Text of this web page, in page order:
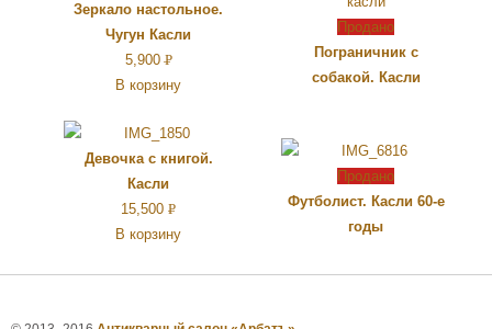
Зеркало настольное.
Чугун Касли
5,900Р
УБ.
В корзину
Продано
Пограничник с
собакой. Касли
Девочка с книгой.
Касли
15,500 Р
УБ.
В корзину
Продано
Футболист. Касли 60-е
годы